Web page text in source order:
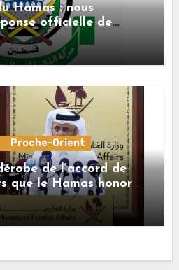
Hamas : nous
officielle de
la feuille de route
de l’accord
Proche-Orient
de l’accord de
que le Hamas honore